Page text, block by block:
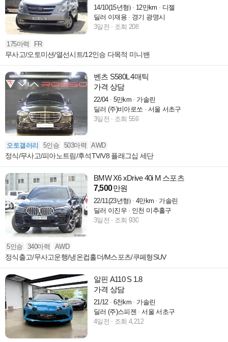
14/10(15년형) 12만km
디젤
딜러 이재용
경기 광명시
3일전
조회 208
175마력 FR
무사고/오토미션/열선시트/12인승 다목적 미니밴
벤츠 S580L 4매틱
가격 상담
22/04 5만km
가솔린
딜러 (주)비아로쏘
서울 서초구
3일전
조회 559
오토갤러리 5인승 503마력 AWD
정식/무사고/피아노트림/후석TV/V8 플래그십 세단
BMW X6 xDrive 40i M 스포츠
7,500만원
22/11(23년형) 4만km
가솔린
딜러 이진우
인천 미추홀구
3일전
조회 930
5인승 340마력 AWD
정식출고/무사고운행/냉온컵홀더/M스포츠/쿠페형SUV
알핀 A110 S 1.8
가격 상담
21/12 6천km
가솔린
딜러 (주)스피젠
서울 서초구
4일전
조회 4,212